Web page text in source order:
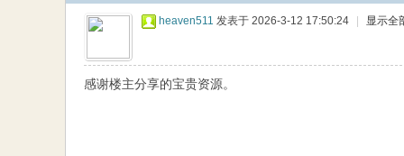
heaven511 发表于 2026-3-12 17:50:24 显示全
感谢楼主分享的宝贵资源。